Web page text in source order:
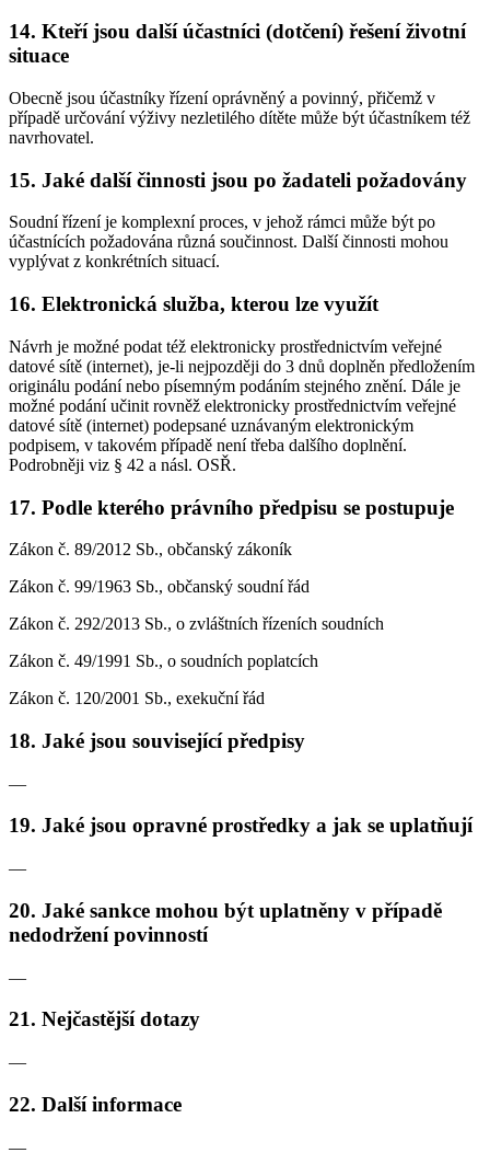
14. Kteří jsou další účastníci (dotčení) řešení životní
situace
Obecně jsou účastníky řízení oprávněný a povinný, přičemž v
případě určování výživy nezletilého dítěte může být účastníkem též
navrhovatel.
15. Jaké další činnosti jsou po žadateli požadovány
Soudní řízení je komplexní proces, v jehož rámci může být po
účastnících požadována různá součinnost. Další činnosti mohou
vyplývat z konkrétních situací.
16. Elektronická služba, kterou lze využít
Návrh je možné podat též elektronicky prostřednictvím veřejné
datové sítě (internet), je-li nejpozději do 3 dnů doplněn předložením
originálu podání nebo písemným podáním stejného znění. Dále je
možné podání učinit rovněž elektronicky prostřednictvím veřejné
datové sítě (internet) podepsané uznávaným elektronickým
podpisem, v takovém případě není třeba dalšího doplnění.
Podrobněji viz § 42 a násl. OSŘ.
17. Podle kterého právního předpisu se postupuje
Zákon č. 89/2012 Sb., občanský zákoník
Zákon č. 99/1963 Sb., občanský soudní řád
Zákon č. 292/2013 Sb., o zvláštních řízeních soudních
Zákon č. 49/1991 Sb., o soudních poplatcích
Zákon č. 120/2001 Sb., exekuční řád
18. Jaké jsou související předpisy
—
19. Jaké jsou opravné prostředky a jak se uplatňují
—
20. Jaké sankce mohou být uplatněny v případě
nedodržení povinností
—
21. Nejčastější dotazy
—
22. Další informace
—